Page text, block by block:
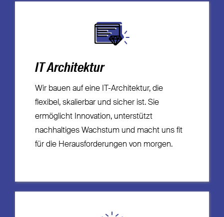
IT Architektur
Wir bauen auf eine IT-Architektur, die
flexibel, skalierbar und sicher ist. Sie
ermöglicht Innovation, unterstützt
nachhaltiges Wachstum und macht uns fit
für die Herausforderungen von morgen.